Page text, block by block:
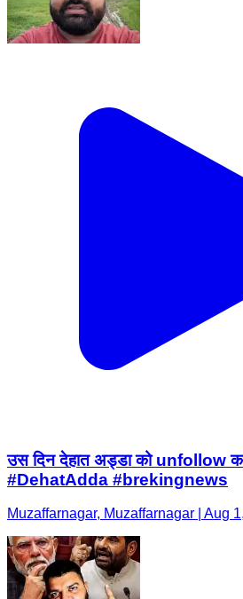
उस दिन देहात अड्डा को unfollow
#DehatAdda #brekingnews
Muzaffarnagar, Muzaffarnagar | Aug